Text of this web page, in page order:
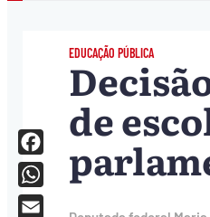
EDUCAÇÃO PÚBLICA
de
Facebook
WhatsApp